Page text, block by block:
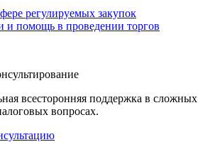
регулируемых закупок
и помощь в проведении торгов
всесторонняя поддержка в сложных
вопросах.